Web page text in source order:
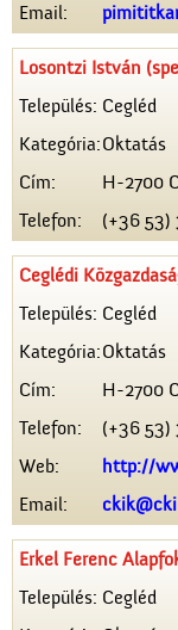
Email:
Losontzi István
Település: Cegléd
Kategória:Oktatás
Cím:
H-2700
Telefon:
(+36 53)
Ceglédi
Település: Cegléd
Kategória:Oktatás
Cím:
H-2700
Telefon:
(+36 53)
Web:
http://
Email:
Erkel Ferenc
Település: Cegléd